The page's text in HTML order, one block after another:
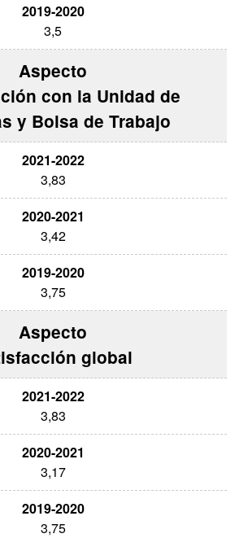
3,5
con la Unidad de
y Bolsa de Trabajo
3,83
3,42
3,75
global
3,83
3,17
3,75